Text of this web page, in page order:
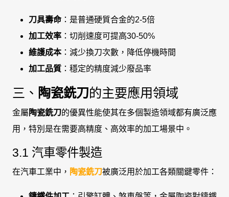
刀具壽命 ：是普通硬質合金的2-5倍
加工效率 ：切削速度可提高30-50%
維護成本：減少換刀次數，降低停機時間
加工品質 ：穩定的精度減少廢品率
三、 陶瓷銑刀的主要應用領域
金屬陶瓷銑刀的優異性能使其在多個製造領域都有廣泛應
用，特別是在需要高精度、高效率的加工場景中。
3.1 汽車零件製造
在汽車工業中， 陶瓷銑刀被廣泛用於加工各類關鍵零件：